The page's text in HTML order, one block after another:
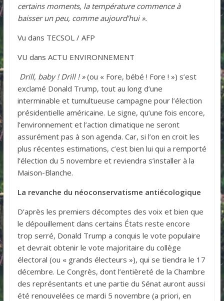
certains moments, la température commence à
baisser un peu, comme aujourd’hui ».
Vu dans TECSOL / AFP
VU dans ACTU ENVIRONNEMENT
Drill, baby ! Drill ! »(ou « Fore, bébé ! Fore ! ») s’est
exclamé Donald Trump, tout au long d’une
interminable et tumultueuse campagne pour l’élection
présidentielle américaine. Le signe, qu’une fois encore,
l’environnement et l’action climatique ne seront
assurément pas à son agenda. Car, si l’on en croit les
plus récentes estimations, c’est bien lui qui a remporté
l’élection du 5 novembre et reviendra s’installer à la
Maison-Blanche.
La revanche du néoconservatisme antiécologique
D’après les premiers décomptes des voix et bien que
le dépouillement dans certains États reste encore
trop serré, Donald Trump a conquis le vote populaire
et devrait obtenir le vote majoritaire du collège
électoral (ou « grands électeurs »), qui se tiendra le 17
décembre. Le Congrès, dont l’entièreté de la Chambre
des représentants et une partie du Sénat auront aussi
été renouvelées ce mardi 5 novembre (a priori, en